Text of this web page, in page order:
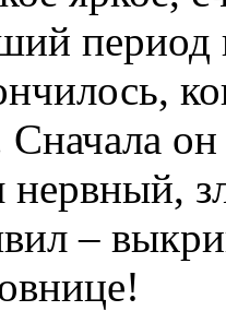
период
нервный,
–